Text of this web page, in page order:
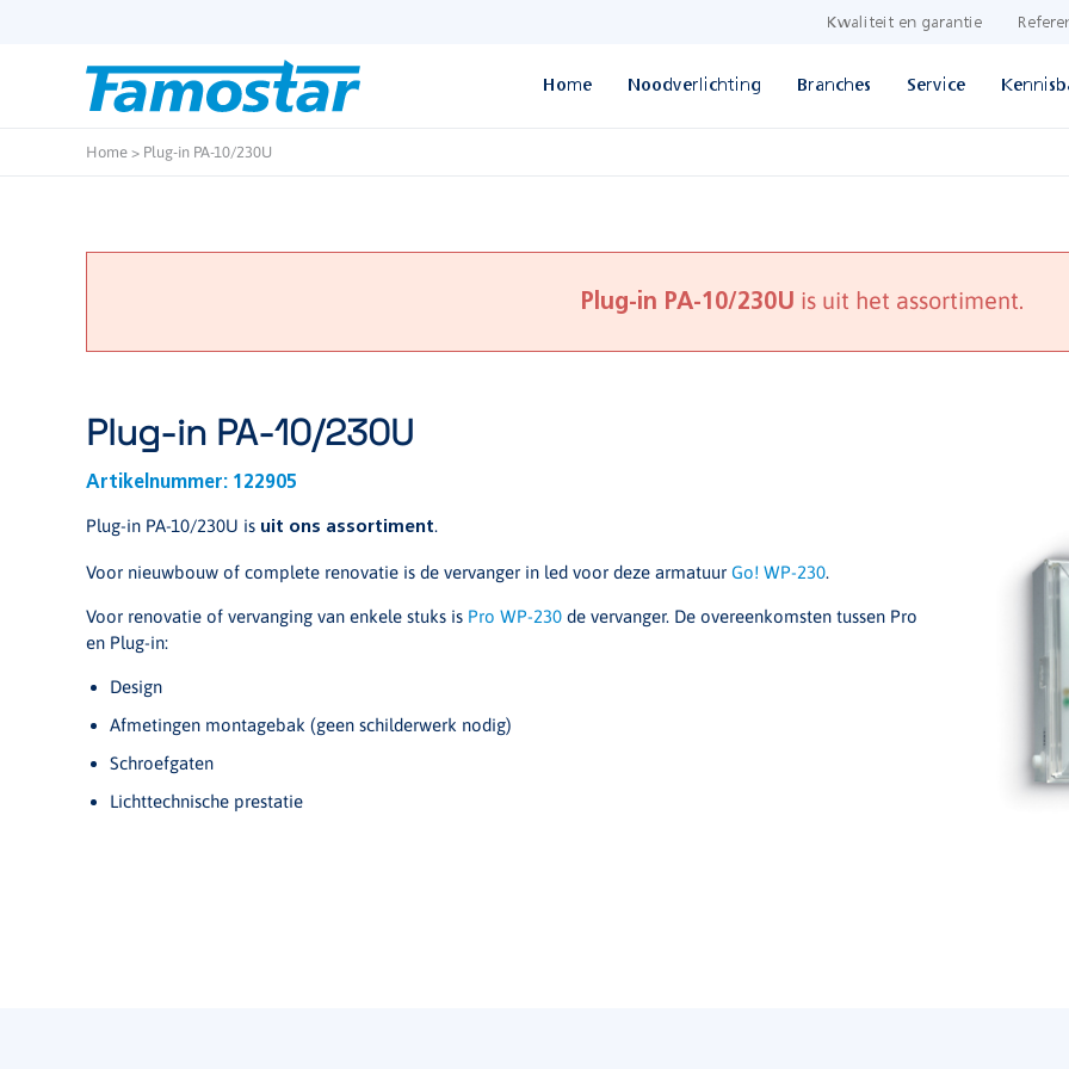
Kwaliteit en garantie
Home Noodverlichting Branches Service
Home > Plug-in PA-10/230U
Plug-in PA-10/230U is uit het assortiment.
Plug-in PA-10/230U
Artikelnummer: 122905
Plug-in PA-10/230U is uit ons assortiment.
Voor nieuwbouw of complete renovatie is de vervanger in led voor deze armatuur Go! WP-230.
Voor renovatie of vervanging van enkele stuks is Pro WP-230 de vervanger. De overeenkomsten tussen Pro
en Plug-in:
Design
Afmetingen montagebak (geen schilderwerk nodig)
Schroefgaten
Lichttechnische prestatie